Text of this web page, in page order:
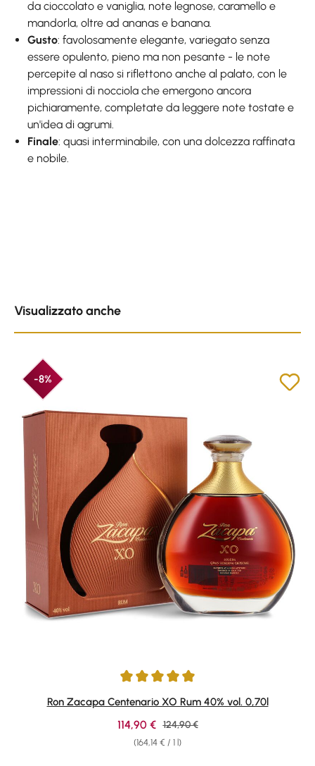
da cioccolato e vaniglia, note legnose, caramello e
mandorla, oltre ad ananas e banana.
Gusto: favolosamente elegante, variegato senza
essere opulento, pieno ma non pesante - le note
percepite al naso si riflettono anche al palato, con le
impressioni di nocciola che emergono ancora
pichiaramente, completate da leggere note tostate e
un'idea di agrumi.
Finale: quasi interminabile, con una dolcezza raffinata
e nobile.
Visualizzato anche
-8%
Ron Zacapa Centenario XO Rum 40% vol. 0,70l
(164,14 € / 1 l)
Sale price:
114,90 € Regular price:
124,90 €